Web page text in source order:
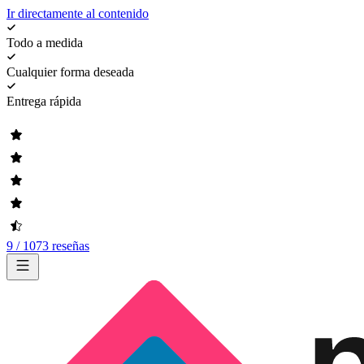
Ir directamente al contenido
Todo a medida
Cualquier forma deseada
Entrega rápida
9 / 1073 reseñas